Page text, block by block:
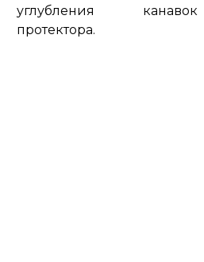
углубления канавок
протектора.